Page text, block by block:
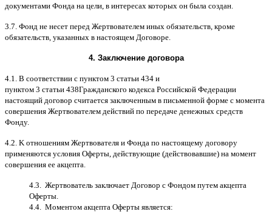
документами Фонда на цели в интересах которых он была создан
3.7. Фонд не несет перед Жертвователем иных обязательств кроме
обязательств указанных в настоящем Договоре
4. Заключение договора
4.1. B соответствии с пунктом 3 статьи 434 и
пунктом 3 статьи 438Гражданского кодекса Российской Федерации
настоящий договор считается заключенным в письменной форме c момента
совершения Жертвователем действий по передаче денежных средств
Фонду.
4.2. K отношениям Жертвователя и Фонда по настоящему договору
применяются условия Оферты действующие (действовавшие) на момент
совершения ее акцепта
4.3. Жертвователь заключает Договор c Фондом путем акцепта
Оферты
4.4. Моментом акцепта Оферты является: